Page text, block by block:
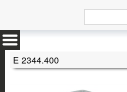
E 2344.400